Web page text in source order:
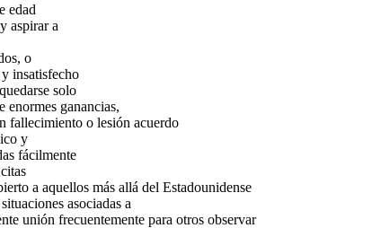
edad
aspirar a
o
insatisfecho
solo
enormes ganancias,
fallecimiento o lesión acuerdo
y
fácilmente
a aquellos más allá del Estadounidense
asociadas a
unión frecuentemente para otros observar